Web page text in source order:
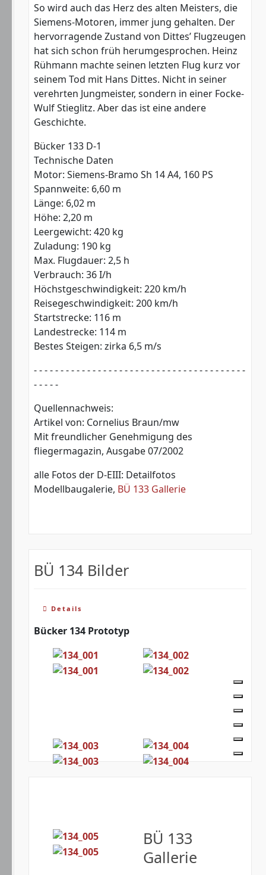
So wird auch das Herz des alten Meisters, die
Siemens-Motoren, immer jung gehalten. Der
hervorragende Zustand von Dittes’ Flugzeugen
hat sich schon früh herumgesprochen. Heinz
Rühmann machte seinen letzten Flug kurz vor
seinem Tod mit Hans Dittes. Nicht in seiner
verehrten Jungmeister, sondern in einer Focke-
Wulf Stieglitz. Aber das ist eine andere
Geschichte.
Bücker 133 D-1
Technische Daten
Motor: Siemens-Bramo Sh 14 A4, 160 PS
Spannweite: 6,60 m
Länge: 6,02 m
Höhe: 2,20 m
Leergewicht: 420 kg
Zuladung: 190 kg
Max. Flugdauer: 2,5 h
Verbrauch: 36 I/h
Höchstgeschwindigkeit: 220 km/h
Reisegeschwindigkeit: 200 km/h
Startstrecke: 116 m
Landestrecke: 114 m
Bestes Steigen: zirka 6,5 m/s
- - - - - - - - - - - - - - - - - - - - - - - - - - - - - - - - - - - - - - - -
- - - - -
Quellennachweis:
Artikel von: Cornelius Braun/mw
Mit freundlicher Genehmigung des
fliegermagazin, Ausgabe 07/2002
alle Fotos der D-EIII: Detailfotos
Modellbaugalerie, BÜ 133 Gallerie
BÜ 134 Bilder
Details
Bücker 134 Prototyp
BÜ 133
Gallerie